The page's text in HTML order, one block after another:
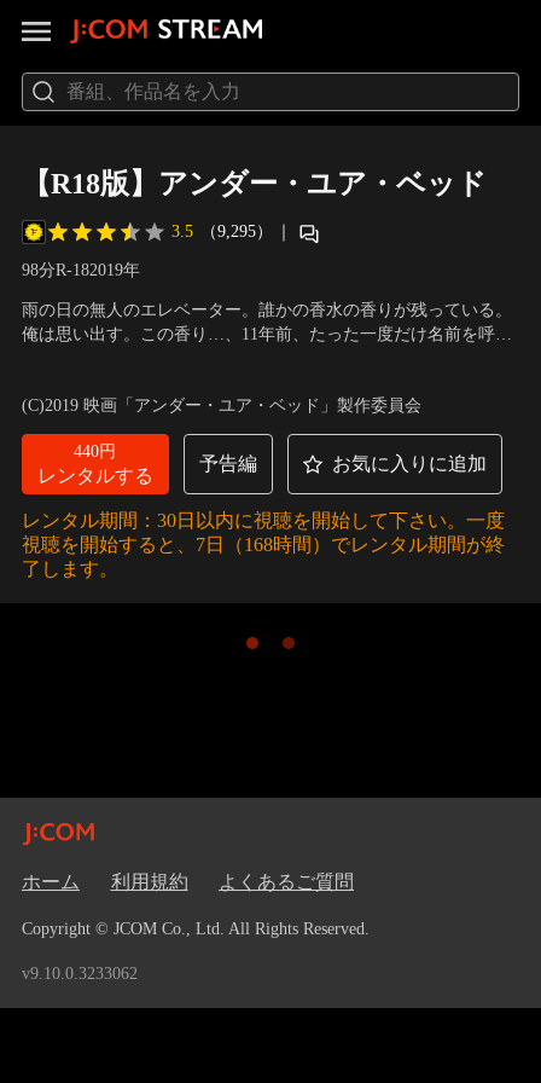
【R18版】アンダー・ユア・ベッド
3.5 （9,295） ｜
98分R-182019年
雨の日の無人のエレベーター。誰かの香水の香りが残っている。
俺は思い出す。この香り…、11年前、たった一度だけ名前を呼ん
(C)2019 映画「アンダー・ユア・ベッド」製作委員会
440円
レンタルする
予告編 お気に入りに追加
レンタル期間：30日以内に視聴を開始して下さい。一度
視聴を開始すると、7日（168時間）でレンタル期間が終
了します。
ホーム 利用規約 よくあるご質問
Copyright © JCOM Co., Ltd. All Rights Reserved.
v9.10.0.3233062